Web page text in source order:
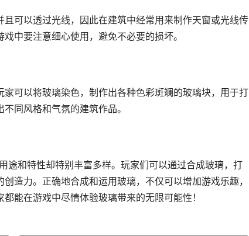
可以透过光线，因此在建筑中经常用来制作天窗或光线传
中要注意细心使用，避免不必要的损坏。
可以将玻璃染色，制作出各种色彩斑斓的玻璃块，用于打
同风格和气氛的建筑作品。
途和特性却特别丰富多样。玩家们可以通过合成玻璃，打
造力。正确地合成和运用玻璃，不仅可以增加游戏乐趣，
能在游戏中尽情体验玻璃带来的无限可能性！